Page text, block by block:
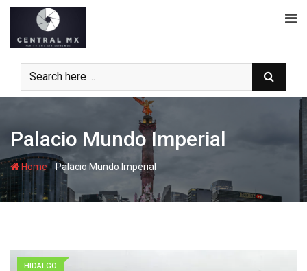
Skip
content
Palacio Mundo Imperial
Home-Palacio Mundo Imperial
HIDALGO